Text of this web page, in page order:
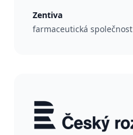
Zentiva
farmaceutická společnost